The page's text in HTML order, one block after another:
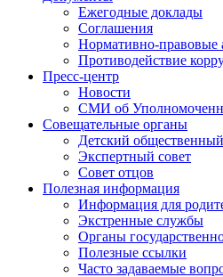
Ежегодные доклады
Соглашения
Нормативно-правовые
Противодействие
Пресс-центр
Новости
СМИ об
Совещательные органы
Детский
Экспертный совет
Совет отцов
Полезная информация
Информация для
Экстренные службы
Органы
Полезные ссылки
Часто задаваемые